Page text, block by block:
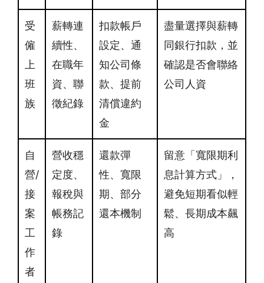
受
僱
上
班
族
薪轉連
續性、
在職年
資、聯
徵紀錄
扣款帳戶
設定、通
知公司條
款、提前
清償違約
金
盡量選擇與薪轉
同銀行扣款，並
確認是否會聯絡
公司人資
自
營/
接
案
工
作
者
營收穩
定度、
報稅與
帳務記
錄
還款彈
性、寬限
期、部分
還本機制
留意「寬限期利
息計算方式」，
避免短期看似輕
鬆、長期成本飆
高